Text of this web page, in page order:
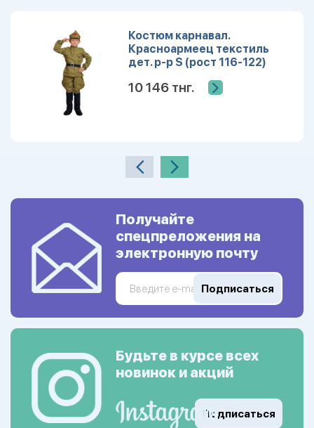
Костюм карнавал.
Красноармеец текстиль
дет. р-р S (рост 116-122)
10 146 тнг.
Получайте
спецпреложения на
электронную почту
Подписаться
Будьте в курсе всех
новинок и акций
Подписаться